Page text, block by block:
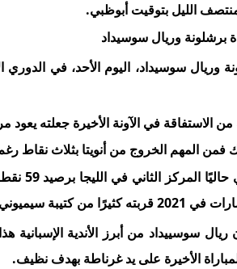
الليل بتوقيت أبوظبي.
برشلونة وريال سوسيداد
الاستفاقة في الآونة الأخيرة جعلته
فمن المهم الخروج من أنويتا بثلاث نقاط
يحتل
كتيبة سيميوني.
الأخيرة على يد غرناطة بهدف نظيف.